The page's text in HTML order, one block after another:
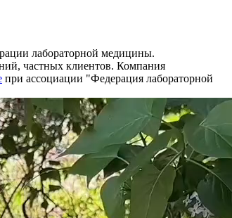
лабораторной медицины.
частных клиентов. Компания
при ассоциации "Федерация лабораторной